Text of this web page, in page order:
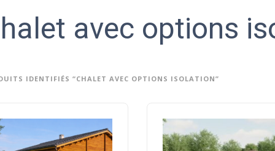
avec options
IDENTIFIÉS “CHALET AVEC OPTIONS ISOLATION”